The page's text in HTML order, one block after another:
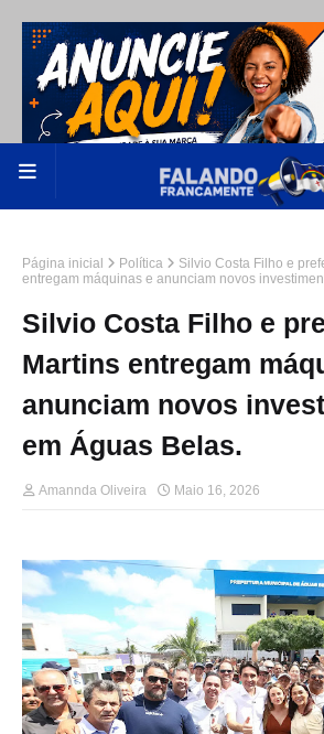
Página inicial Política
Silvio Costa Filho e
entregam máquinas e anunciam novos
Silvio Costa Filho e
Martins entregam
anunciam novos
em Águas Belas.
Amannda Oliveira Maio 16, 2026